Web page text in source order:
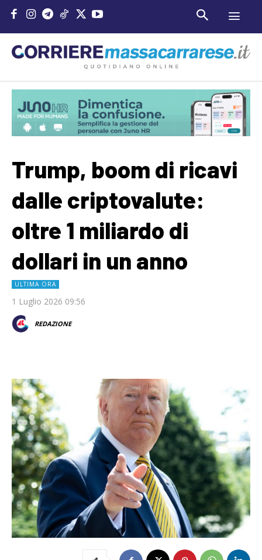
Trump, boom di ricavi
dalle criptovalute:
oltre 1 miliardo di
dollari in un anno
ULTIMA ORA
1 Luglio 2026 09:56
REDAZIONE